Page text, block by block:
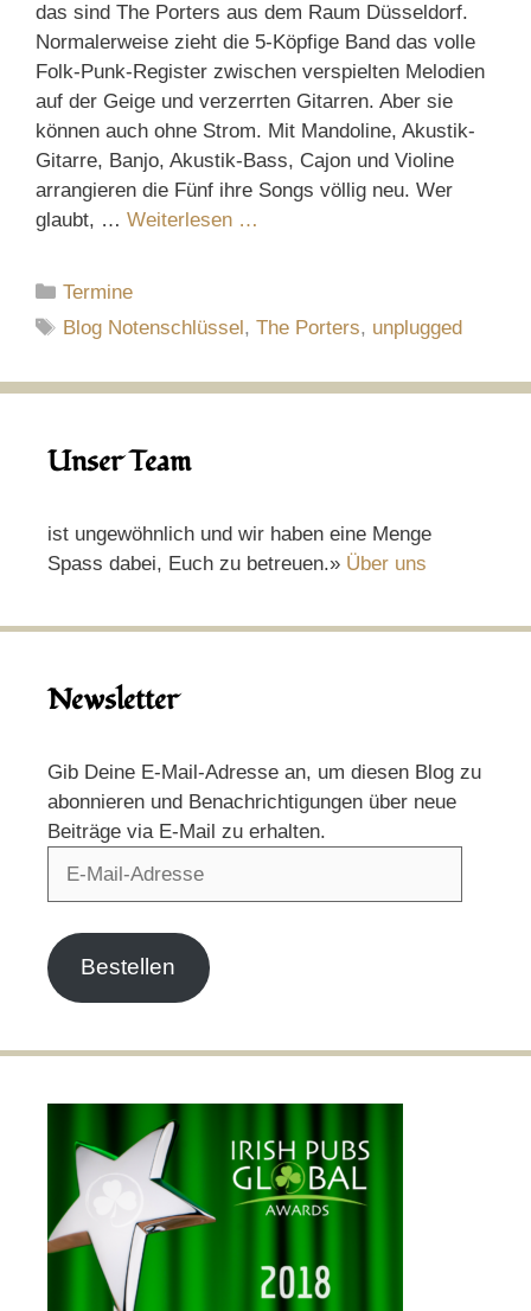
das sind The Porters aus dem Raum Düsseldorf.
Normalerweise zieht die 5-Köpfige Band das volle
Folk-Punk-Register zwischen verspielten Melodien
auf der Geige und verzerrten Gitarren. Aber sie
können auch ohne Strom. Mit Mandoline, Akustik-
Gitarre, Banjo, Akustik-Bass, Cajon und Violine
arrangieren die Fünf ihre Songs völlig neu. Wer
glaubt, … Weiterlesen …
Kategorien
Termine
Schlagwörter
Blog Notenschlüssel,The Porters, unplugged
Unser Team
ist ungewöhnlich und wir haben eine Menge
Spass dabei, Euch zu betreuen.» Über uns
Newsletter
Gib Deine E-Mail-Adresse an, um diesen Blog zu
abonnieren und Benachrichtigungen über neue
Beiträge via E-Mail zu erhalten.
Bestellen